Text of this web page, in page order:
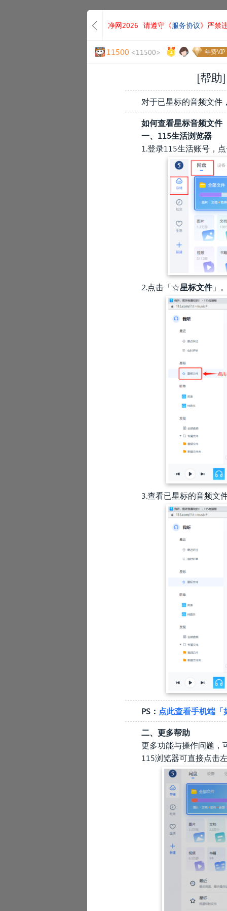
净网2026 请遵守《服务协议》严禁
11500 <11500> 年费VIP
[帮助
对于已星标的音频文件
如何查看星标音频文件
一、115生活浏览器
1.登录115生活账号，
2.点击「☆星标文件」
3.查看已星标的音频文
PS： 点此查看手机端
二、更多帮助
更多功能与操作问题，
115浏览器可直接点击